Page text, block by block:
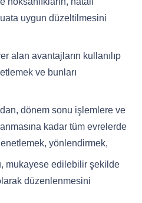
uygun düzeltilmesini
alan avantajların kullanılıp
ve bunları
dönem sonu işlemlere ve
kadar tüm evrelerde
yönlendirmek,
mukayese edilebilir şekilde
düzenlenmesini